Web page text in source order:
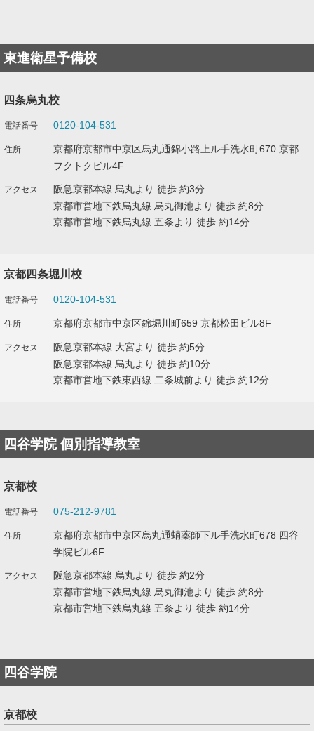
東進衛星予備校
四条烏丸校
0120-104-531
京都府京都市中京区烏丸通錦小路上ル手洗水町670 京都
フクトクビル4F
阪急京都本線 烏丸より 徒歩 約3分
京都市営地下鉄烏丸線 烏丸御池より 徒歩 約8分
京都市営地下鉄烏丸線 五条より 徒歩 約14分
京都四条堀川校
0120-104-531
京都府京都市中京区錦堀川町659 京都松田ビル8F
阪急京都本線 大宮より 徒歩 約5分
阪急京都本線 烏丸より 徒歩 約10分
京都市営地下鉄東西線 二条城前より 徒歩 約12分
四谷学院 個別指導教室
京都校
075-212-9781
京都府京都市中京区烏丸通蛸薬師下ル手洗水町678 四谷
学院ビル6F
阪急京都本線 烏丸より 徒歩 約2分
京都市営地下鉄烏丸線 烏丸御池より 徒歩 約8分
京都市営地下鉄烏丸線 五条より 徒歩 約14分
四谷学院
京都校